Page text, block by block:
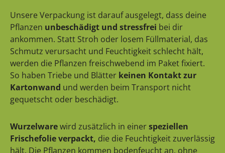
Unsere Verpackung ist darauf ausgelegt, dass deine
Pflanzen unbeschädigt und stressfrei bei dir
ankommen. Statt Stroh oder losem Füllmaterial, das
Schmutz verursacht und Feuchtigkeit schlecht hält,
werden die Pflanzen freischwebend im Paket fixiert.
So haben Triebe und Blätter keinen Kontakt zur
Kartonwand und werden beim Transport nicht
gequetscht oder beschädigt.
Wurzelwarewird zusätzlich in einerspeziellen
Frischefolie verpackt, die die Feuchtigkeit zuverlässig
hält. Die Pflanzen kommen bodenfeucht an, ohne